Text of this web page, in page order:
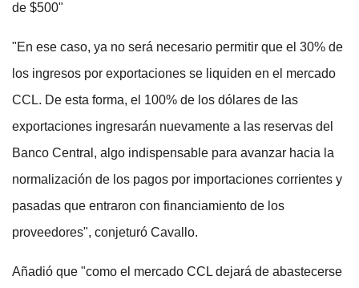
de $500"
"En ese caso, ya no será necesario permitir que el 30% de
los ingresos por exportaciones se liquiden en el mercado
CCL. De esta forma, el 100% de los dólares de las
exportaciones ingresarán nuevamente a las reservas del
Banco Central, algo indispensable para avanzar hacia la
normalización de los pagos por importaciones corrientes y
pasadas que entraron con financiamiento de los
proveedores", conjeturó Cavallo.
Añadió que "como el mercado CCL dejará de abastecerse